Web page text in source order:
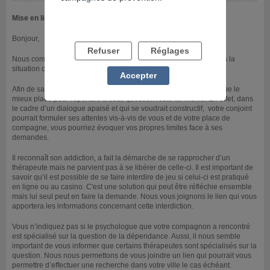
Mise en ligne le 08/04/2021
Bonjour,
Nous comprenons bien votre désarroi et votre appréhension dans la
situation que vous décrivez.
Afin de savoir comment aider votre compagnon, il nous semble que le
mieux placé pour répondre à cette question reste lui-même. En effet, dans
le cadre d’un dialogue apaisé et qui se voudrait constructif, votre conjoint
pourrait formuler ses attentes vis-à-vis de vous et de votre place de
compagne, vous pourriez évoquer vos propres limites face à ses
demandes.
Il reconnaît son addiction, a fait la démarche de se rapprocher d’un
thérapeute mais ne parvient pas à se libérer de celle-ci. Il est important de
savoir qu’il est possible de se faire interdire de jeu si celui-ci est pratiqué
en ligne ou au casino. C'est une solution qui peut être réfléchie ensemble
mais lui seul peut en faire la demande. Nous vous joignons le lien qui vous
apportera les informations concernant cette interdiction.
Vous n’indiquez pas si le psychologue que votre compagnon a rencontré
est spécialisé sur la question de la dépendance. Aussi, il nous semble
important de vous informer que certains thérapeutes sont spécialisés sur la
question. Nous nous permettons de vous joindre un lien qui pourrait vous
permettre d’effectuer une recherche dans votre ville le cas échéant.
Refuser Réglages
Accepter